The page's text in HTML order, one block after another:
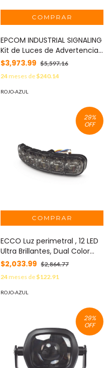
EPCOM INDUSTRIAL SIGNALING
Kit de Luces de Advertencia
para Interior, Color Rojo/Azul
MOD: XLL107RB
$3,973.99 $5,597.16
24meses de$240.14
ROJO-AZUL
29%
OFF
ECCO Luz perimetral , 12 LED
Ultra Brillantes, Dual Color
Rojo / Azul MOD: ED3794RB
$2,033.99 $2,864.77
24meses de$122.91
ROJO-AZUL
29%
OFF